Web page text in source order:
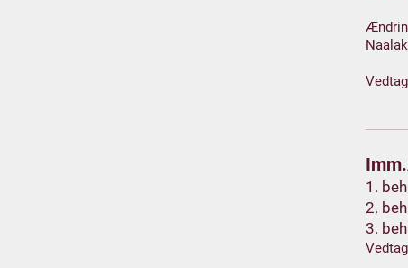
1.
2.
3.